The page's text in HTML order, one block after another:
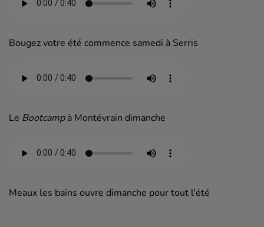
Bougez votre été commence samedi à Serris
Le Bootcampà Montévrain dimanche
Meaux les bains ouvre dimanche pour tout l'été